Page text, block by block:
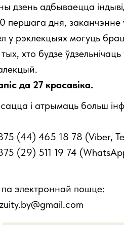
дзень адбываецца
першага дня,
у рэклекцыях могуць
хто будзе
да 27 красавіка.
і атрымаць больш
(44) 465 18 78 (Viber,
(29) 511 19 74
электроннай пошце: